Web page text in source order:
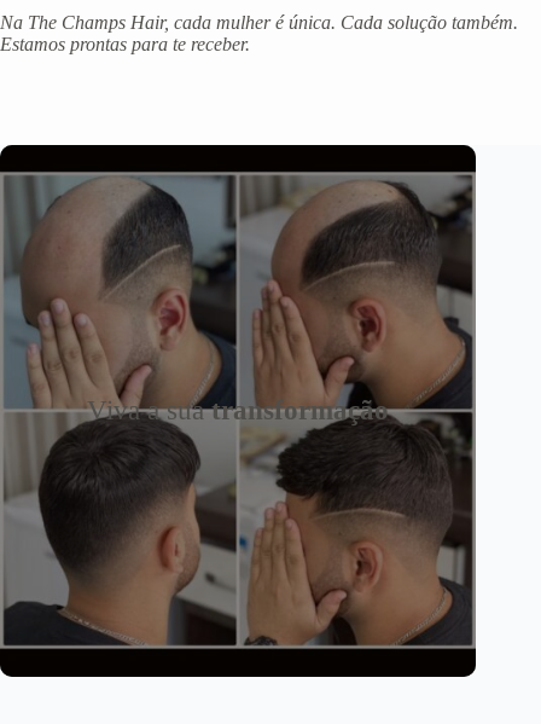
Na The Champs Hair, cada mulher é única. Cada solução também.
Estamos prontas para te receber.
Viva a suatransformação